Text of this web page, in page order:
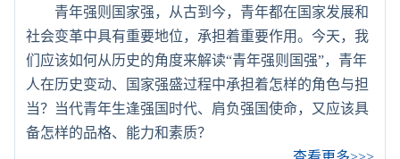
青年强则国家强，从古到今，青年都在国家发展和
社会变革中具有重要地位，承担着重要作用。今天，我
们应该如何从历史的角度来解读“青年强则国强”，青年
人在历史变动、国家强盛过程中承担着怎样的角色与担
当？当代青年生逢强国时代、肩负强国使命，又应该具
备怎样的品格、能力和素质？